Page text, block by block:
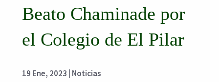
Beato Chaminade por
el Colegio de El Pilar
19 Ene, 2023 Noticias